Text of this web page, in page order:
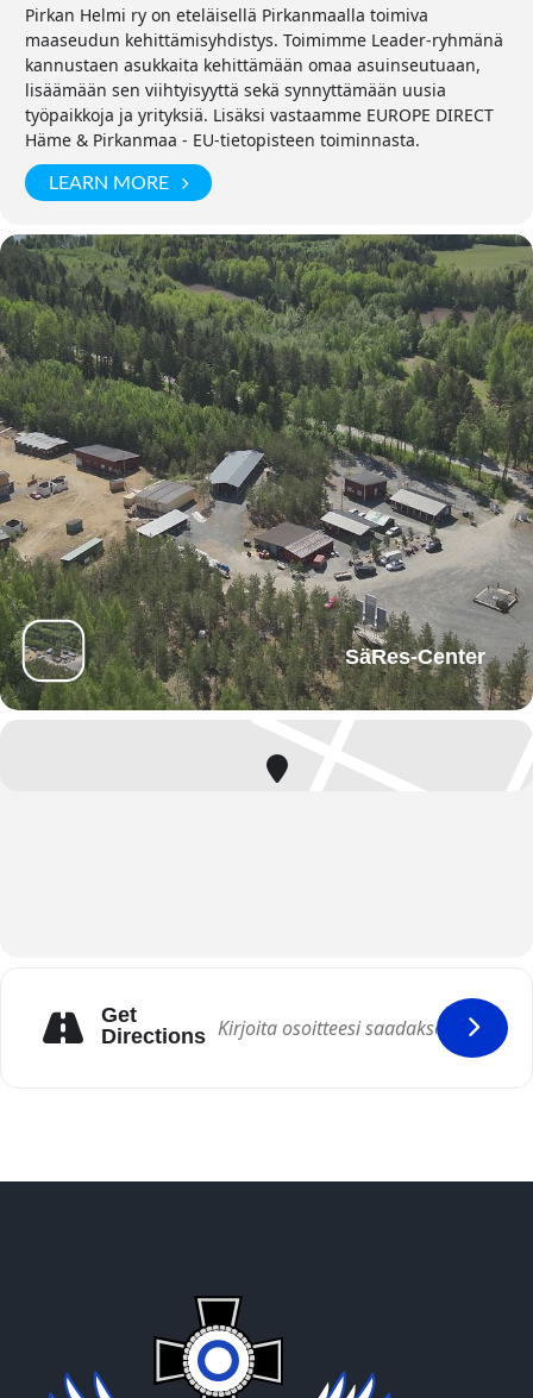
Pirkan Helmi ry on eteläisellä Pirkanmaalla toimiva
maaseudun kehittämisyhdistys. Toimimme Leader-ryhmänä
kannustaen asukkaita kehittämään omaa asuinseutuaan,
lisäämään sen viihtyisyyttä sekä synnyttämään uusia
työpaikkoja ja yrityksiä. Lisäksi vastaamme EUROPE DIRECT
Häme & Pirkanmaa - EU-tietopisteen toiminnasta.
LEARN MORE
SäRes-Center
Get
Directions